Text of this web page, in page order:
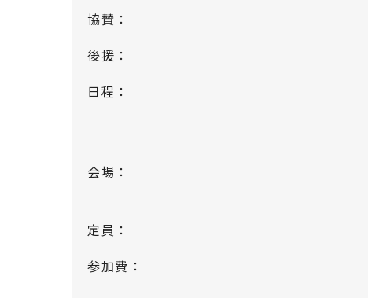
協賛：
後援：
日程：
会場：
定員：
参加費：